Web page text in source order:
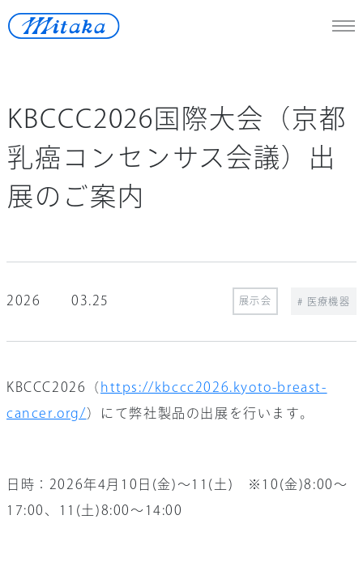
天体望遠鏡
医療機器
測定機器
再生可能エネルギー
ロストワックス
お問い合わせ
会社情報
KBCCC2026国際大会（京都
乳癌コンセンサス会議）出
展のご案内
2026 03.25 展示会 # 医療機器
KBCCC2026（ https://kbccc2026.kyoto-breast-
cancer.org/） にて弊社製品の出展を行います。
日時： 2026年4月10日(金)～11(土) ※10(金)8:00〜
17:00、11(土)8:00～14:00